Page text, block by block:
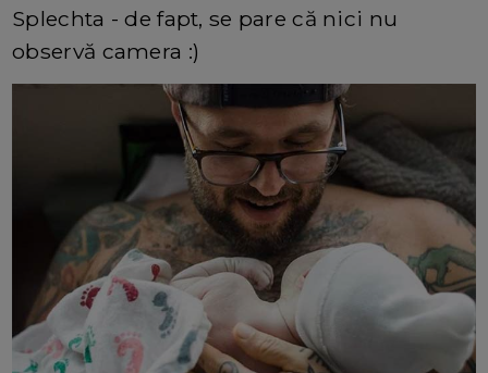
Splechta - de fapt, se pare că nici nu
observă camera :)